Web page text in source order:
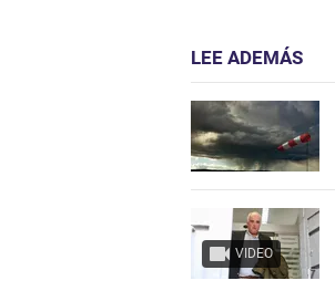
LEE ADEMÁS
VIDEO